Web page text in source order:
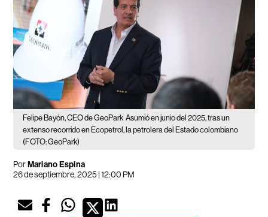
Felipe Bayón, CEO de GeoPark Asumió en junio del 2025, tras un
extenso recorrido en Ecopetrol, la petrolera del Estado colombiano
(FOTO: GeoPark)
PorMariano Espina
26 de septiembre, 2025 | 12:00 PM